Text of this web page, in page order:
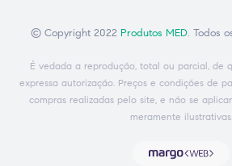
© Copyright 2022 Produtos MED. Todos
É vedada a reprodução, total ou parcial, de
expressa autorização. Preços e condições de
compras realizadas pelo site, e não se
meramente ilustrativas.